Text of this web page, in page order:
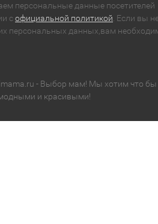
персональные данные посетителей
софициальной политикой . Если вы
персональных данных,вам
- Выбор мам! Мы хотим что бы
и красивыми!